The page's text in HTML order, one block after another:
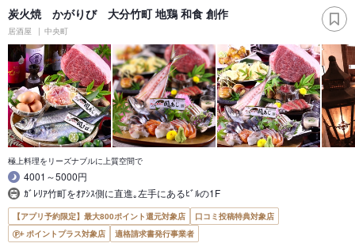
炭火焼 かがりび 大分竹町 地鶏 和食 創作
居酒屋 中央町
極上料理をリーズナブルに上質空間で
4001～5000円
ｶﾞﾚﾘｱ竹町をｵｱｼｽ側に直進｡左手にあるﾋﾞﾙの1F
【アプリ予約限定】最大800ポイント還元対象店
口コミ投稿特典対象店
ポイントプラス対象店
適格請求書発行事業者